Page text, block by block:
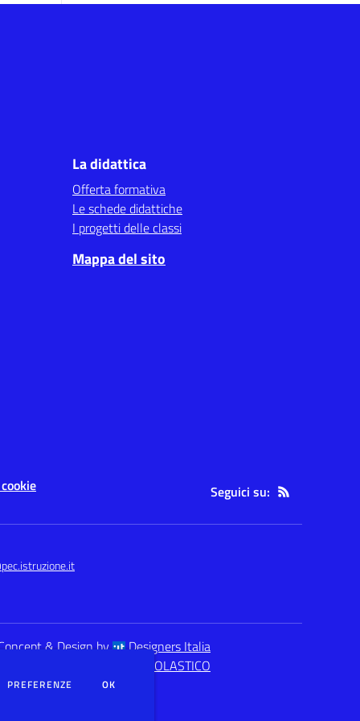
La didattica
Offerta formativa
Le schede didattiche
I progetti delle classi
Mappa del sito
Seguici su:
& Design by
Designers Italia
SCUOLASTICO
PREFERENZE DEI COOKIE
OK